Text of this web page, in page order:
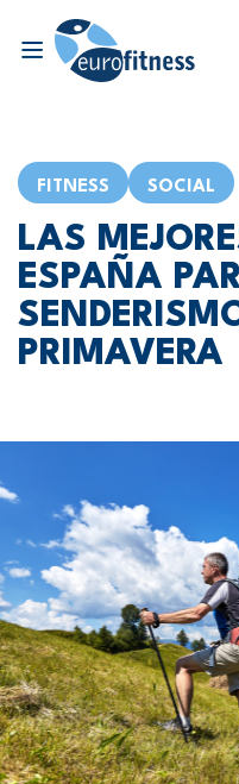
FITNESS SOCIAL
LAS
ESPAÑA
PRIMAVERA